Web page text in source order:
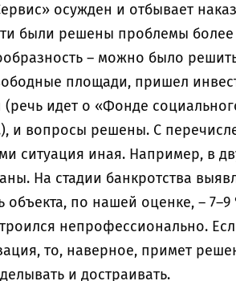
осужден и отбывает
были решены проблемы более
– можно было
площади, пришел
идет о «Фонде
и вопросы решены. С
ситуация иная. Например, в
На стадии банкротства
объекта, по нашей оценке, –
непрофессионально.
то, наверное, примет
и достраивать.